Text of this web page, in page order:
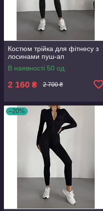
Костюм трійка для фітнесу з
лосинами пуш-ап
В наявності 50 од.
2 160 ₴ 2 700 ₴
–20%